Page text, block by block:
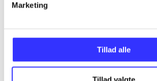
Marketing
Tillad alle
Tillad valgte